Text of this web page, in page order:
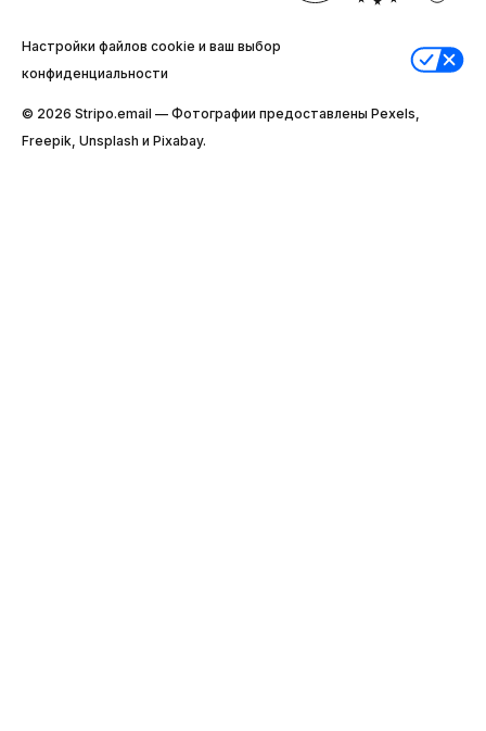
Настройки файлов cookie и ваш выбор
конфиденциальности
© 2026 Stripо.email — Фотографии предоставлены Pexels,
Freepik, Unsplash и Pixabay.